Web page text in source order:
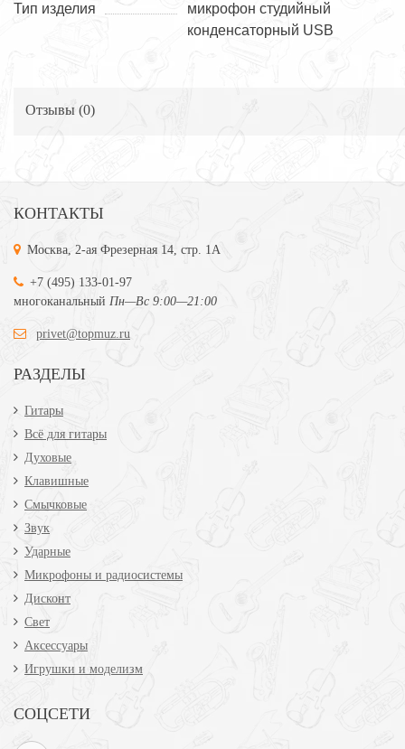
Тип изделия
микрофон студийный
конденсаторный USB
Отзывы (0)
КОНТАКТЫ
Москва, 2-ая Фрезерная 14, стр. 1А
+7 (495) 133-01-97
многоканальный Пн—Вс 9:00—21:00
privet@topmuz.ru
РАЗДЕЛЫ
Гитары
Всё для гитары
Духовые
Клавишные
Смычковые
Звук
Ударные
Микрофоны и радиосистемы
Дисконт
Свет
Аксессуары
Игрушки и моделизм
СОЦСЕТИ